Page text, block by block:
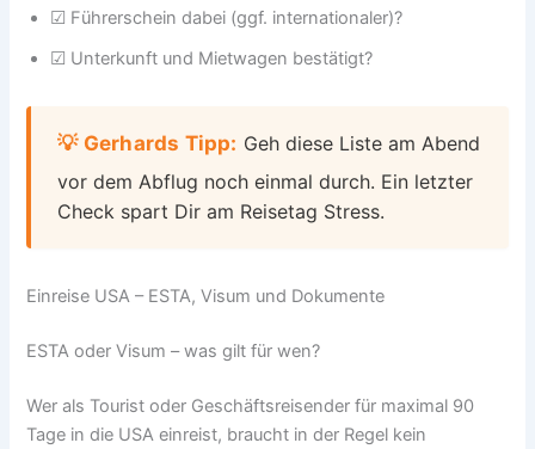
☑ Führerschein dabei (ggf. internationaler)?
☑ Unterkunft und Mietwagen bestätigt?
💡 Gerhards Tipp: Geh diese Liste am Abend
vor dem Abflug noch einmal durch. Ein letzter
Check spart Dir am Reisetag Stress.
Einreise USA – ESTA, Visum und Dokumente
ESTA oder Visum – was gilt für wen?
Wer als Tourist oder Geschäftsreisender für maximal 90
Tage in die USA einreist, braucht in der Regel kein